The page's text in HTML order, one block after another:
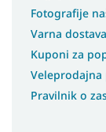
Fotografije
Varna dostava
Kuponi za
Veleprodajna
Pravilnik o